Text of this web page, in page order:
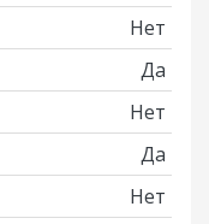
Нет
Да
Нет
Да
Нет